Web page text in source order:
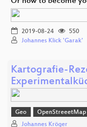
2019-08-24
550
Johannes Klick 'Garak'
Kartografie-
Geo OpenStreeetMap
Johannes Kröger